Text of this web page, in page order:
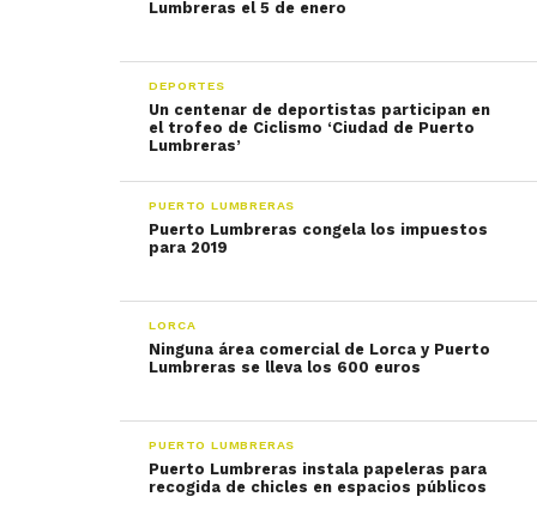
Lumbreras el 5 de enero
DEPORTES
Un centenar de deportistas participan en
el trofeo de Ciclismo ‘Ciudad de Puerto
Lumbreras’
PUERTO LUMBRERAS
Puerto Lumbreras congela los impuestos
para 2019
LORCA
Ninguna área comercial de Lorca y Puerto
Lumbreras se lleva los 600 euros
PUERTO LUMBRERAS
Puerto Lumbreras instala papeleras para
recogida de chicles en espacios públicos